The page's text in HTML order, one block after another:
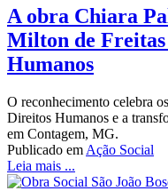
A obra Chiara
Milton de Freitas
Humanos
O reconhecimento celebra
Direitos Humanos e a
em Contagem, MG.
Publicado em Ação Social
Leia mais ...